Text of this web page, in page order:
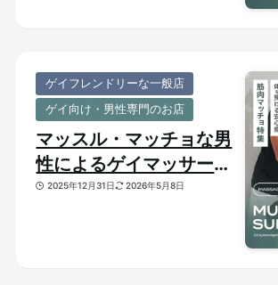
ゲイフレンドリーな一般店
ゲイ向け・男性専門のお店
マッスル・マッチョな男
性によるゲイマッサージ
特集｜おすすめ筋肉質メ
2025年12月31日 2026年5月8日